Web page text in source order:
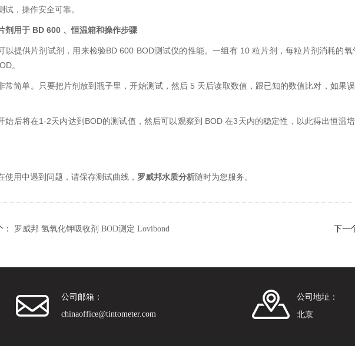
试，操作安全可靠。
剂用于 BD 600 、恒温箱和操作步骤
以提供片剂试剂，用来检验BD 600 BOD测试仪的性能。一组有 10 粒片剂，每粒片剂消耗的
。
常简单。只要把片剂放到瓶子里，开始测试，然后 5 天后读取数值，跟已知的数值比对，如果
始后将在1-2天内达到BOD的测试值，然后可以观察到 BOD 在3天内的稳定性，以此得出恒温
使用中遇到问题，请保存测试曲线， 罗威邦水质分析随时为您服务。
罗威邦 氢氧化钾吸收剂 BOD测定 Lovibond 下一
公司邮箱：
chinaoffice@tintometer.com
公司地址：
北京